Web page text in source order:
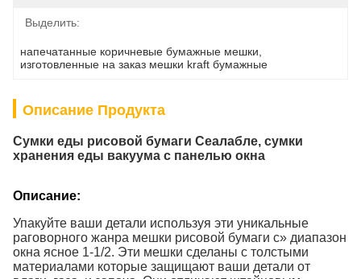
Выделить:
напечатанные коричневые бумажные мешки
изготовленные на заказ мешки kraft бумажные
Описание Продукта
Сумки еды рисовой бумаги Сеалабле, сумки
хранения еды вакуума с панелью окна
Описание:
Упакуйте ваши детали используя эти уникальные
раговорного жанра мешки рисовой бумаги с» диапазон
окна ясное 1-1/2. Эти мешки сделаны с толстыми
материалами которые защищают ваши детали от